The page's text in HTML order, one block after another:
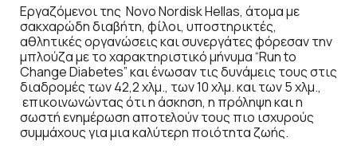
Εργαζόμενοι της Novo Nordisk Hellas, άτομα με
σακχαρώδη διαβήτη, φίλοι, υποστηρικτές,
αθλητικές οργανώσεις και συνεργάτες φόρεσαν την
μπλούζα με το χαρακτηριστικό μήνυμα “Run to
Change Diabetes” και ένωσαν τις δυνάμεις τους στις
διαδρομές των 42,2 χλμ., των 10 χλμ. και των 5 χλμ.,
επικοινωνώντας ότι η άσκηση, η πρόληψη και η
σωστή ενημέρωση αποτελούν τους πιο ισχυρούς
συμμάχους για μια καλύτερη ποιότητα ζωής.